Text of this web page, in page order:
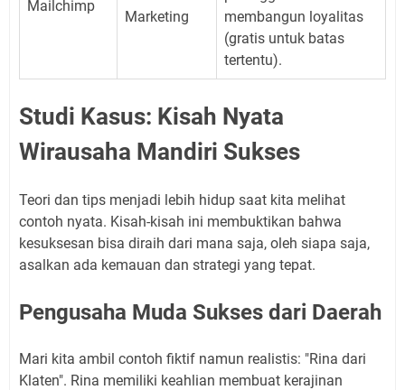
Mailchimp
Marketing
membangun loyalitas
(gratis untuk batas
tertentu).
Studi Kasus: Kisah Nyata
Wirausaha Mandiri Sukses
Teori dan tips menjadi lebih hidup saat kita melihat
contoh nyata. Kisah-kisah ini membuktikan bahwa
kesuksesan bisa diraih dari mana saja, oleh siapa saja,
asalkan ada kemauan dan strategi yang tepat.
Pengusaha Muda Sukses dari Daerah
Mari kita ambil contoh fiktif namun realistis: "Rina dari
Klaten". Rina memiliki keahlian membuat kerajinan